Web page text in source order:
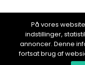
På vores
indstillinger,
annoncer. Denne
fortsat brug af